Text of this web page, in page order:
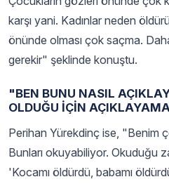
karşı yani. Kadınlar neden
önünde olması çok saçma.
gerekir" şeklinde konuştu.
"BEN BUNU NASIL
OLDUĞU İÇİN
Perihan Yürekdinç ise, "Benim
Bunları okuyabiliyor. Okuduğu
'Kocamı öldürdü, babamı